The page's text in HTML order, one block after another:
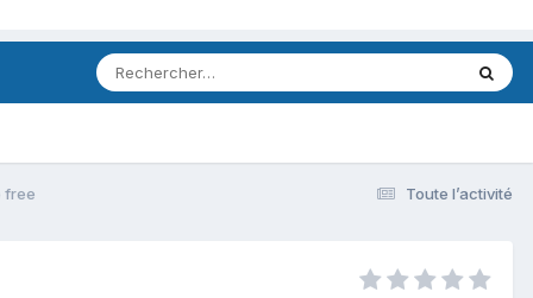
Toute l’activité
free